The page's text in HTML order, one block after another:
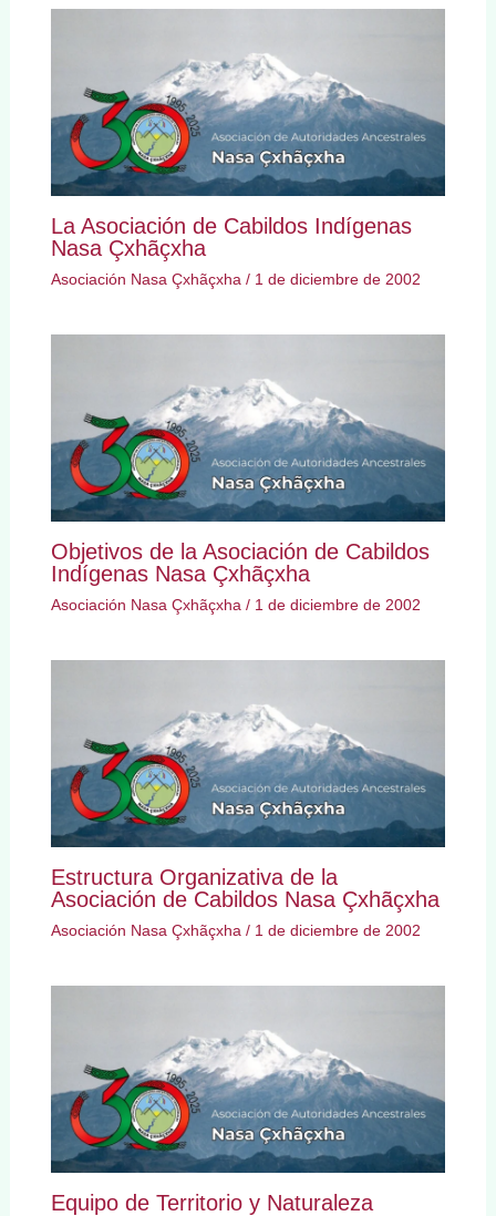
La Asociación de Cabildos Indígenas
Nasa Çxhãçxha
Asociación Nasa Çxhãçxha / 1 de diciembre de 2002
Objetivos de la Asociación de Cabildos
Indígenas Nasa Çxhãçxha
Asociación Nasa Çxhãçxha / 1 de diciembre de 2002
Estructura Organizativa de la
Asociación de Cabildos Nasa Çxhãçxha
Asociación Nasa Çxhãçxha/ 1 de diciembre de 2002
Equipo de Territorio y Naturaleza